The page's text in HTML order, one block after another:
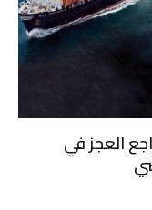
العجز في